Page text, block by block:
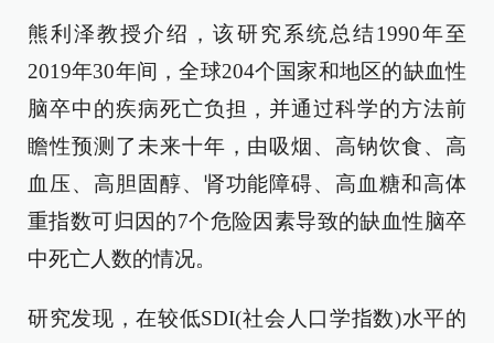
熊利泽教授介绍，该研究系统总结1990年至
2019年30年间，全球204个国家和地区的缺血性
脑卒中的疾病死亡负担，并通过科学的方法前
瞻性预测了未来十年，由吸烟、高钠饮食、高
血压、高胆固醇、肾功能障碍、高血糖和高体
重指数可归因的7个危险因素导致的缺血性脑卒
中死亡人数的情况。
研究发现，在较低SDI(社会人口学指数)水平的